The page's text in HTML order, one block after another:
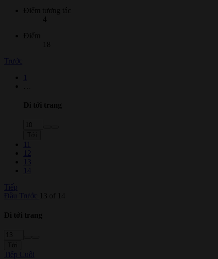
Điểm tương tác
4
Điểm
18
Trước
Đi tới trang
13
14
Tiếp
Đầu
Trước 13 of 14
Đi tới trang
Tiếp Cuối